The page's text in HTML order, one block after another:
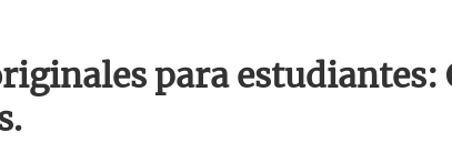
para estudiantes: